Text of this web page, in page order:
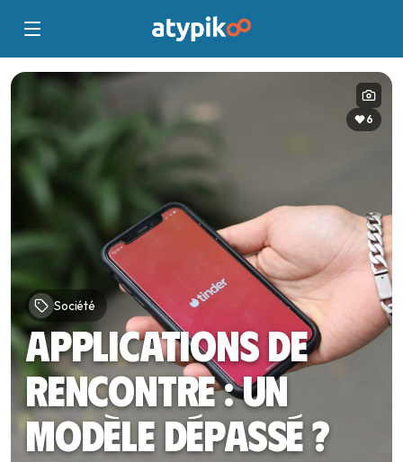
6
Société
Applications de
rencontre : un
modèle dépassé ?